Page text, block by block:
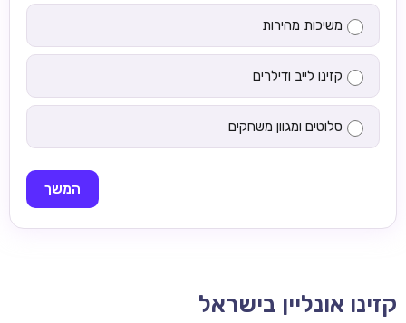
משיכות מהירות
קזינו לייב ודילרים
סלוטים ומגוון משחקים
המשך
קזינו אונליין בישראל